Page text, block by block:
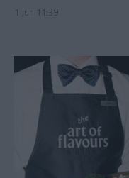
1 Jun 11:39